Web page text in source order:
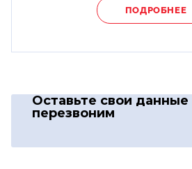
ПОДРОБНЕЕ
Оставьте свои данные
перезвоним